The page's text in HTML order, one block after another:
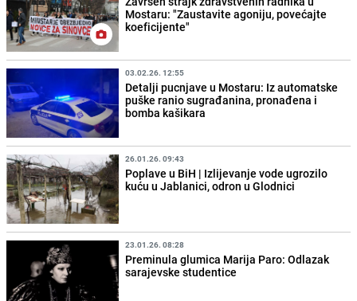
Mostaru: "Zaustavite agoniju, povećajte
koeficijente"
03.02.26. 12:55
Detalji pucnjave u Mostaru: Iz automatske
puške ranio sugrađanina, pronađena i
bomba kašikara
26.01.26. 09:43
Poplave u BiH | Izlijevanje vode ugrozilo
kuću u Jablanici, odron u Glodnici
23.01.26. 08:28
Preminula glumica Marija Paro: Odlazak
sarajevske studentice